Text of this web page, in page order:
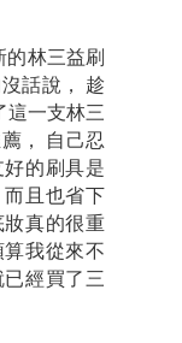
的林三益刷
話說， 趁
這一支林三
， 自己忍
的刷具是
且也省下
真的很重
我從來不
經買了三